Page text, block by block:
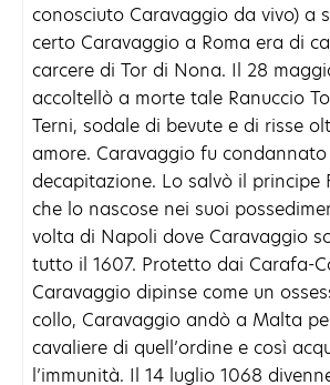
conosciuto Caravaggio da vivo) a
certo Caravaggio a Roma era di
carcere di Tor di Nona. Il 28
accoltellò a morte tale Ranuccio
Terni, sodale di bevute e di risse
amore. Caravaggio fu
decapitazione. Lo salvò il principe
che lo nascose nei suoi
volta di Napoli dove Caravaggio
tutto il 1607. Protetto dai Carafa-
Caravaggio dipinse come un
collo, Caravaggio andò a Malta
cavaliere di quell’ordine e così
l’immunità. Il 14 luglio 1068